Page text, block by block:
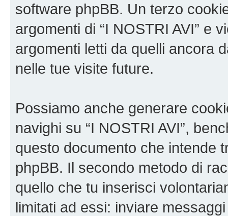
software phpBB. Un terzo
argomenti di “I NOSTRI AVI” e
argomenti letti da quelli ancora
nelle tue visite future.
Possiamo anche generare
navighi su “I NOSTRI AVI”,
questo documento che intende
phpBB. Il secondo metodo di
quello che tu inserisci
limitati ad essi: inviare